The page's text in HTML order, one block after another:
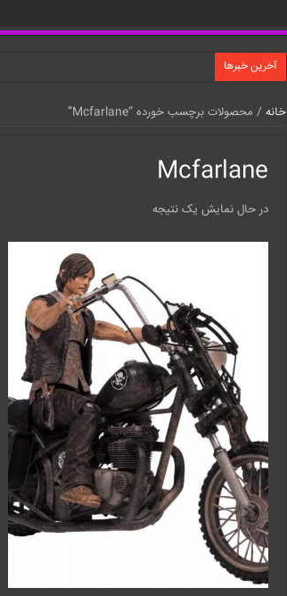
آخرین خبرها
خانه / محصولات برچسب خورده “Mcfarlane”
Mcfarlane
در حال نمایش یک نتیجه